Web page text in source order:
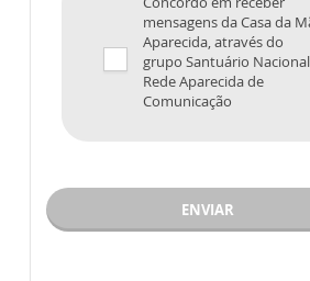
mensagens da Casa da
Aparecida, através do
grupo Santuário
Rede Aparecida de
Comunicação
ENVIAR